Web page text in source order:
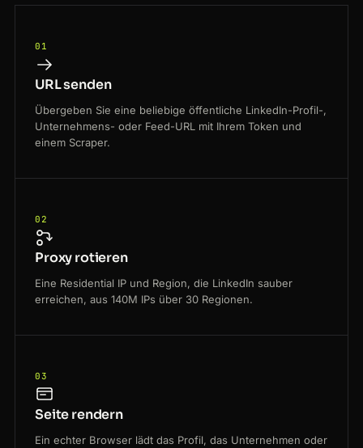
01
URL senden
Übergeben Sie eine beliebige öffentliche LinkedIn-Profil-,
Unternehmens- oder Feed-URL mit Ihrem Token und
einem Scraper.
02
Proxy rotieren
Eine Residential IP und Region, die LinkedIn sauber
erreichen, aus 140M IPs über 30 Regionen.
03
Seite rendern
Ein echter Browser lädt das Profil, das Unternehmen oder